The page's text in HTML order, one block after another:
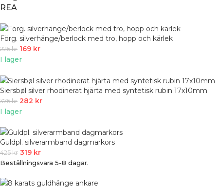
REA
Förg. silverhänge/berlock med tro, hopp och kärlek
225kr 169 kr
I lager
Siersbøl silver rhodinerat hjärta med syntetisk rubin 17x10mm
375kr 282 kr
I lager
Guldpl. silverarmband dagmarkors
425kr 319 kr
Beställningsvara 5-8 dagar.